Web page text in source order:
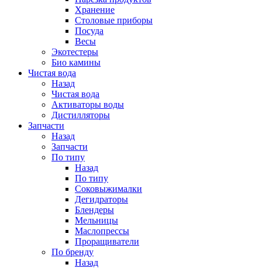
Хранение
Столовые приборы
Посуда
Весы
Экотестеры
Био камины
Чистая вода
Назад
Чистая вода
Активаторы воды
Дистилляторы
Запчасти
Назад
Запчасти
По типу
Назад
По типу
Соковыжималки
Дегидраторы
Блендеры
Мельницы
Маслопрессы
Проращиватели
По бренду
Назад